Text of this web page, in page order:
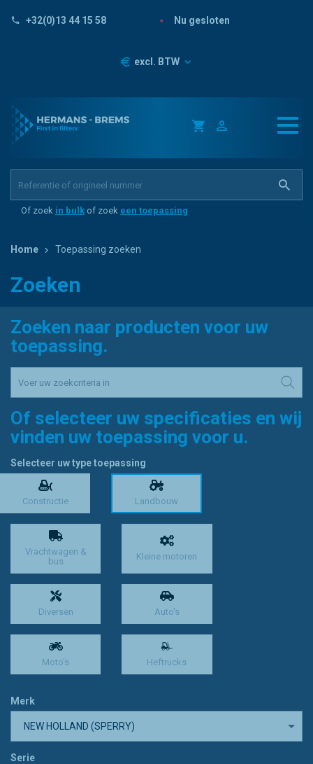
+32(0)13 44 15 58 Nu gesloten
Prijzen
excl. BTW
Of zoek in bulk of zoek een toepassing
Home Toepassing zoeken
Zoeken
Zoeken naar producten voor uw
toepassing.
Of selecteer uw specificaties en wij
vinden uw toepassing voor u.
Selecteer uw type toepassing
Constructie Landbouw
Vrachtwagen &
bus
Kleine motoren
Diversen Auto's
Moto's Heftrucks
Merk
NEW HOLLAND (SPERRY)
Serie